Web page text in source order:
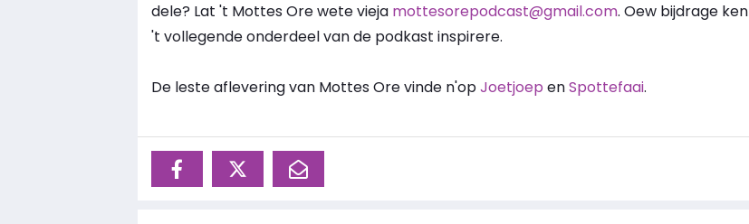
dele? Lat 't Mottes Ore wete vieja mottesorepodcast@gmail.com. Oew bijdrage ken
't vollegende onderdeel van de podkast inspirere.
De leste aflevering van Mottes Ore vinde n'opJoetjoep enSpottefaai.